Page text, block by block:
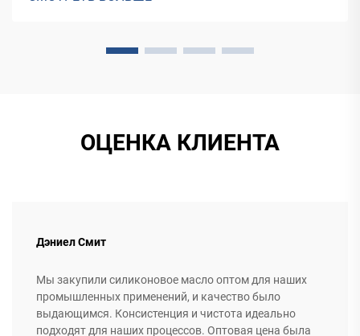
ОЦЕНКА КЛИЕНТА
Дэниел Смит
Мы закупили силиконовое масло оптом для наших
промышленных применений, и качество было
выдающимся. Консистенция и чистота идеально
подходят для наших процессов. Оптовая цена была